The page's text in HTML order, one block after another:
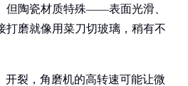
但陶瓷材质特殊——表面光滑、
打磨就像用菜刀切玻璃，稍有不
开裂，角磨机的高转速可能让微